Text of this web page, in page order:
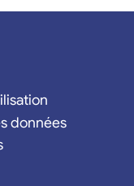
données